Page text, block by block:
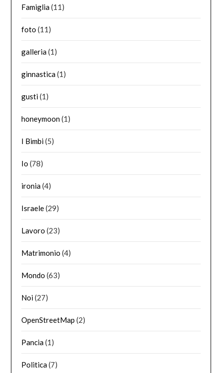
Famiglia(11)
foto (11)
galleria(1)
ginnastica(1)
gusti(1)
honeymoon(1)
I Bimbi(5)
Io (78)
ironia(4)
Israele(29)
Lavoro (23)
Matrimonio (4)
Mondo (63)
Noi(27)
OpenStreetMap (2)
Pancia(1)
Politica(7)